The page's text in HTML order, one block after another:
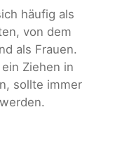
häufig als
von dem
als Frauen.
Ziehen in
sollte immer